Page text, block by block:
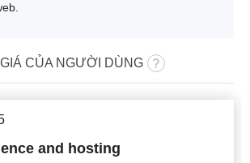
CỦA NGƯỜI DÙNG
and hosting